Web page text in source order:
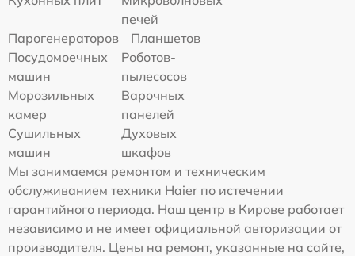
печей
Парогенераторов
Планшетов
Посудомоечных
машин
Роботов-
пылесосов
Морозильных
камер
Варочных
панелей
Сушильных
машин
Духовых
шкафов
Мы занимаемся ремонтом и техническим
обслуживанием техники Haier по истечении
гарантийного периода. Наш центр в Кирове работает
независимо и не имеет официальной авторизации от
производителя. Цены на ремонт, указанные на сайте,